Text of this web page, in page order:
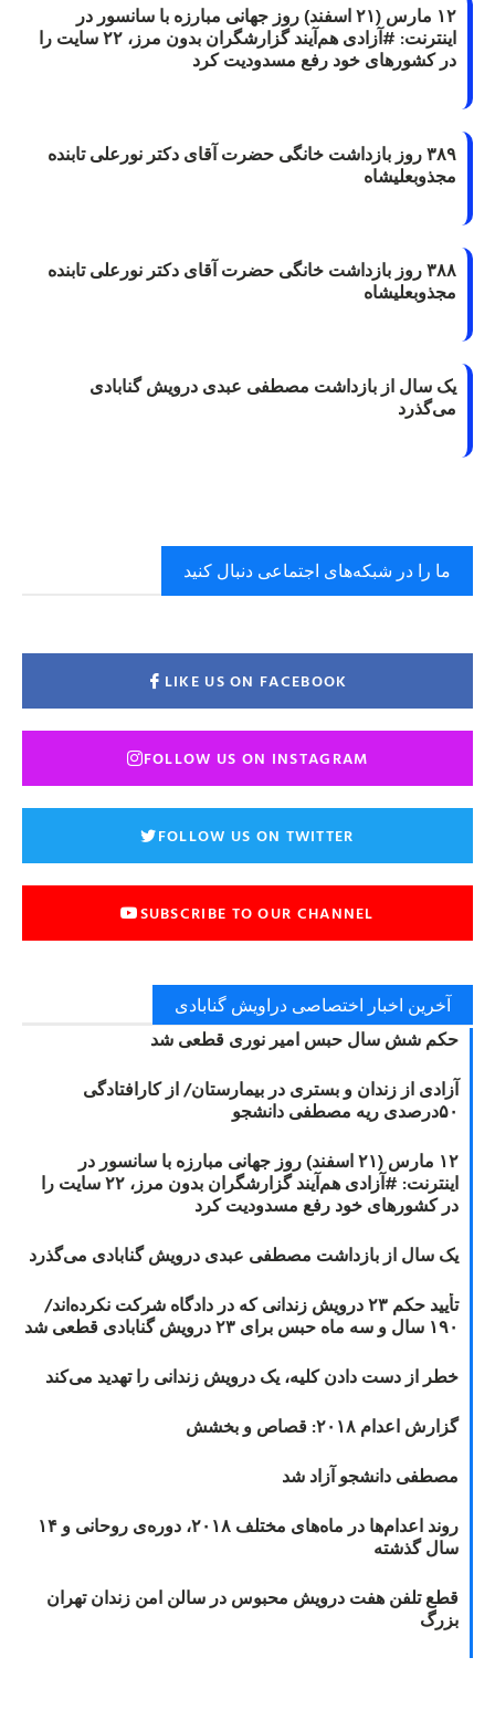
۱۲ مارس (۲۱ اسفند) روز جهانی مبارزه با سانسور در
اینترنت: #آزادی هم‌آیند گزارشگران‌ بدون مرز، ۲۲ سایت را
در کشورهای خود رفع مسدودیت کرد
۳۸۹ روز بازداشت خانگی حضرت آقای دکتر نورعلی تابنده
مجذوبعلیشاه
۳۸۸ روز بازداشت خانگی حضرت آقای دکتر نورعلی تابنده
مجذوبعلیشاه
یک سال از بازداشت مصطفی عبدی درویش گنابادی
می‌گذرد
ما را در شبکه‌های اجتماعی دنبال کنید
LIKE US ON FACEBOOK
FOLLOW US ON INSTAGRAM
FOLLOW US ON TWITTER
SUBSCRIBE TO OUR CHANNEL
آخرین اخبار اختصاصی دراویش گنابادی
حکم شش سال حبس امیر نوری قطعی شد
آزادی از زندان و بستری در بیمارستان/ از کارافتادگی
۵۰درصدی ریه مصطفی دانشجو
۱۲ مارس (۲۱ اسفند) روز جهانی مبارزه با سانسور در
اینترنت: #آزادی هم‌آیند گزارشگران‌ بدون مرز، ۲۲ سایت را
در کشورهای خود رفع مسدودیت کرد
یک سال از بازداشت مصطفی عبدی درویش گنابادی می‌گذرد
تأیید حکم ۲۳ درویش زندانی که در دادگاه شرکت نکرده‌اند/
۱۹۰ سال و سه ماه حبس برای ۲۳ درویش گنابادی قطعی شد
خطر از دست دادن کلیه، یک درویش زندانی را تهدید می‌کند
گزارش اعدام ۲۰۱۸: قصاص و بخشش
مصطفی دانشجو آزاد شد
روند اعدام‌ها در ماه‌های مختلف ۲۰۱۸، دوره‌ی روحانی و ۱۴
سال گذشته
قطع تلفن هفت درویش محبوس در سالن امن زندان تهران
بزرگ